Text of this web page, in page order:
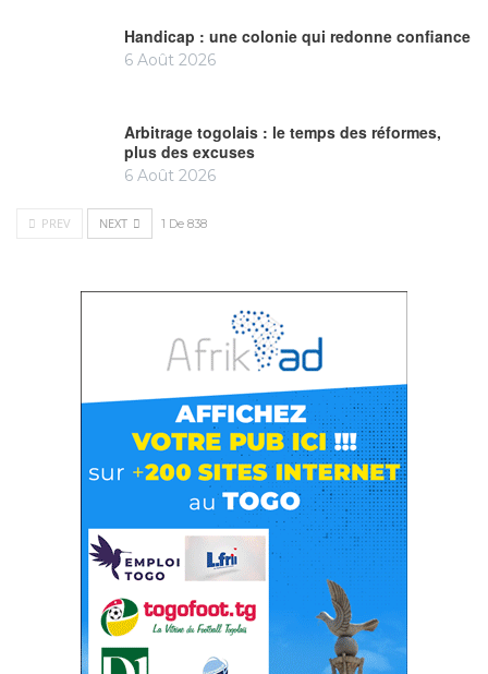
Handicap : une colonie qui redonne confiance
6 Août 2026
Arbitrage togolais : le temps des réformes,
plus des excuses
6 Août 2026
PREV NEXT 1 De 838